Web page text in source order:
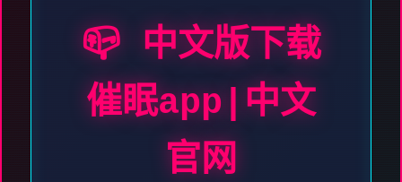
📪 中文版下载
催眠app|中文
官网